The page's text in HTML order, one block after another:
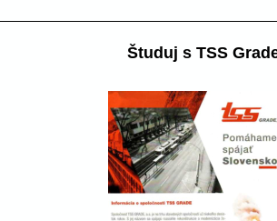
Študuj s TSS